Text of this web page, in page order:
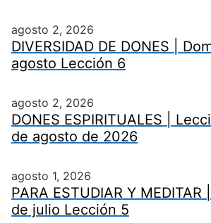
agosto 2, 2026
DIVERSIDAD DE DONES |
agosto Lección 6
agosto 2, 2026
DONES ESPIRITUALES |
de agosto de 2026
agosto 1, 2026
PARA ESTUDIAR Y MEDITAR
de julio Lección 5